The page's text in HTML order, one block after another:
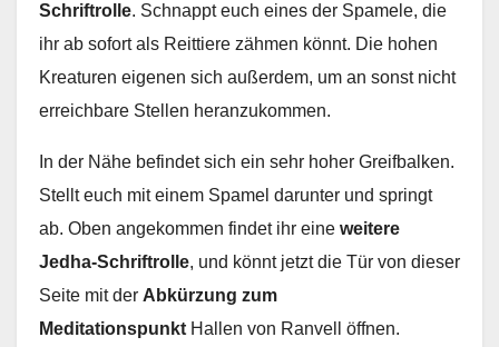
Schriftrolle. Schnappt euch eines der Spamele, die
ihr ab sofort als Reittiere zähmen könnt. Die hohen
Kreaturen eigenen sich außerdem, um an sonst nicht
erreichbare Stellen heranzukommen.
In der Nähe befindet sich ein sehr hoher Greifbalken.
Stellt euch mit einem Spamel darunter und springt
ab. Oben angekommen findet ihr eine weitere
Jedha-Schriftrolle, und könnt jetzt die Tür von dieser
Seite mit der Abkürzung zum
MeditationspunktHallen von Ranvell öffnen.